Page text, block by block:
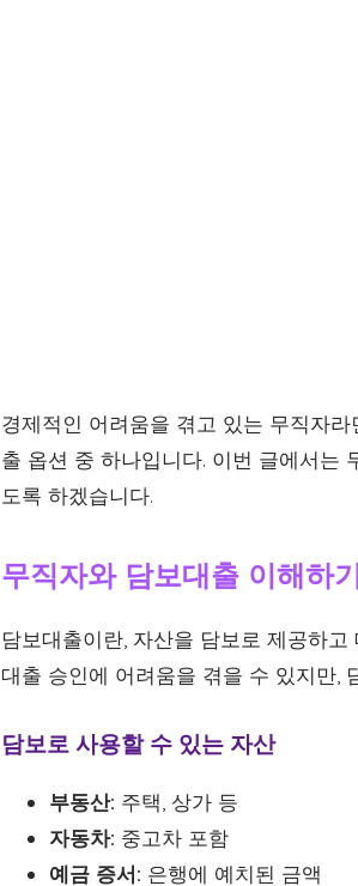
경제적인 어려움을 겪고 있는 무직자
출 옵션 중 하나입니다. 이번 글에서는
도록 하겠습니다.
무직자와 담보대출 이해하
담보대출이란, 자산을 담보로 제공하
대출 승인에 어려움을 겪을 수 있지만,
담보로 사용할 수 있는 자산
부동산: 주택, 상가 등
자동차: 중고차 포함
예금 증서: 은행에 예치된 금액